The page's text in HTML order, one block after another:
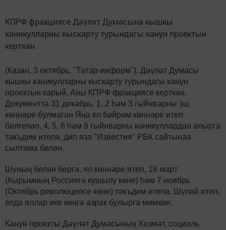
КПРФ фракциясе Дәүләт Думасына кышкы
каникулларны кыскарту турындагы канун проектын
керткән.
(Казан, 3 октябрь, "Татар-информ"). Дәүләт Думасы
кышкы каникулларны кыскарту турындагы канун
проектын карый. Аны КПРФ фракциясе керткән.
Документта 31 декабрь, 1, 2 һәм 3 гыйнварны эш
көннәре булмаган Яңа ел бәйрәм көннәре итеп
билгеләп, 4, 5, 6 һәм 8 гыйнварны каникуллардан алырга
тәкъдим ителә, дип яза "Известия" РБК сайтынаа
сылтама белән.
Шуның белән бергә, ял көннәре итеп, 18 март
(Кырымның Россиягә кушылу көне) һәм 7 ноябрь
(Октябрь революциясе көне) тәкъдим ителә. Шулай итеп,
елда яллар ике көнгә азрак булырга мөмкин.
Канун проекты Дәүләт Думасының Хезмәт, социаль